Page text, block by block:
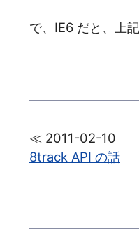
で、IE6 だと、上
≪ 2011-02-10
8track API の話